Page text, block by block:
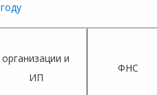
году
организации и
ИП
ФНС